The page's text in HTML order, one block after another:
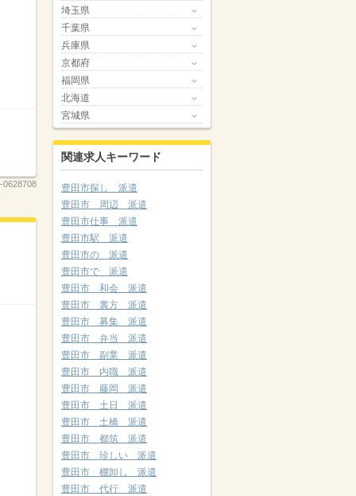
0628708
埼玉県
千葉県
兵庫県
京都府
福岡県
北海道
宮城県
関連求人キーワード
豊田市探し 派遣
豊田市 周辺 派遣
豊田市仕事 派遣
豊田市駅 派遣
豊田市の 派遣
豊田市で 派遣
豊田市 和会 派遣
豊田市 裏方 派遣
豊田市 募集 派遣
豊田市 弁当 派遣
豊田市 副業 派遣
豊田市 内職 派遣
豊田市 藤岡 派遣
豊田市 土日 派遣
豊田市 土橋 派遣
豊田市 都筑 派遣
豊田市 珍しい 派遣
豊田市 棚卸し 派遣
豊田市 代行 派遣